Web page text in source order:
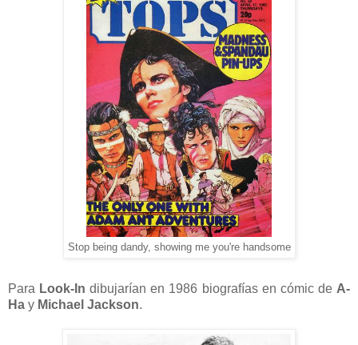
Stop being dandy, showing me you're handsome
Para Look-In dibujarían en 1986 biografías en cómic de A-
Ha y Michael Jackson.